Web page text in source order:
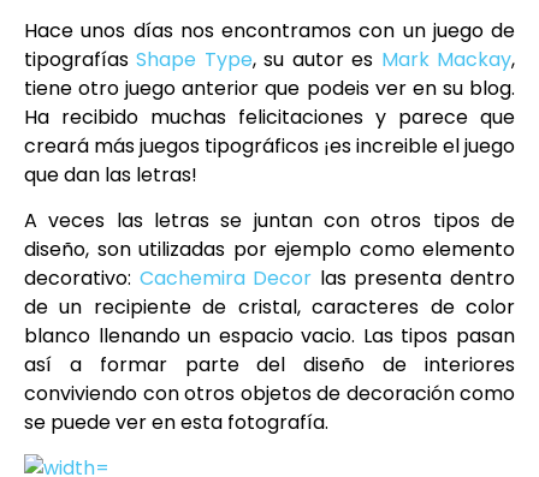
Hace unos días nos encontramos con un juego de
tipografíasShape Type, su autor es Mark Mackay,
tiene otro juego anterior que podeis ver en su blog.
Ha recibido muchas felicitaciones y parece que
creará más juegos tipográficos ¡es increible el juego
que dan las letras!
A veces las letras se juntan con otros tipos de
diseño, son utilizadas por ejemplo como elemento
decorativo: Cachemira Decor las presenta dentro
de un recipiente de cristal, caracteres de color
blanco llenando un espacio vacio. Las tipos pasan
así a formar parte del diseño de interiores
conviviendo con otros objetos de decoración como
se puede ver en esta fotografía.